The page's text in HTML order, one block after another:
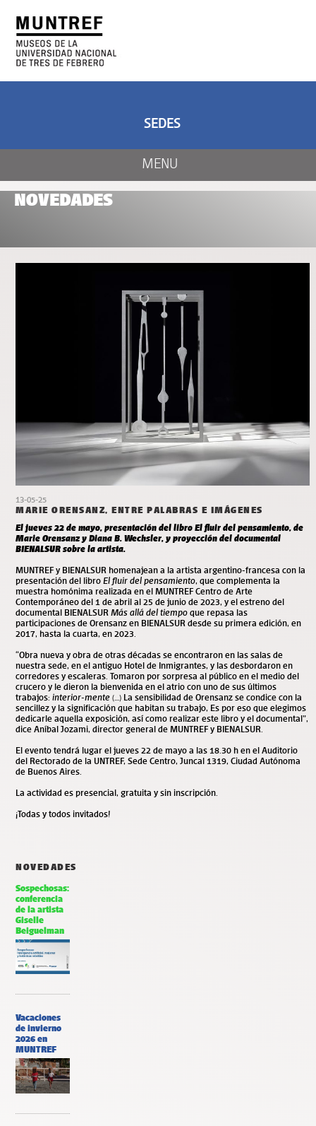
NOVEDADES
13-05-25
MARIE ORENSANZ, ENTRE PALABRAS E IMÁGENES
El jueves 22 de mayo, presentación del libro El fluir del pensamiento, de
Marie Orensanz y Diana B. Wechsler, y proyección del documental
BIENALSUR sobre la artista.
MUNTREF y BIENALSUR homenajean a la artista argentino-francesa con la
presentación del libro El fluir del pensamiento, que complementa la
muestra homónima realizada en el MUNTREF Centro de Arte
Contemporáneo del 1 de abril al 25 de junio de 2023, y el estreno del
documental BIENALSUR Más allá del tiempo que repasa las
participaciones de Orensanz en BIENALSUR desde su primera edición, en
2017, hasta la cuarta, en 2023.
“Obra nueva y obra de otras décadas se encontraron en las salas de
nuestra sede, en el antiguo Hotel de Inmigrantes, y las desbordaron en
corredores y escaleras. Tomaron por sorpresa al público en el medio del
crucero y le dieron la bienvenida en el atrio con uno de sus últimos
trabajos: interior-mente (…) La sensibilidad de Orensanz se condice con la
sencillez y la significación que habitan su trabajo, Es por eso que elegimos
dedicarle aquella exposición, así como realizar este libro y el documental”,
dice Aníbal Jozami, director general de MUNTREF y BIENALSUR.
El evento tendrá lugar el jueves 22 de mayo a las 18.30 h en el Auditorio
del Rectorado de la UNTREF, Sede Centro, Juncal 1319, Ciudad Autónoma
de Buenos Aires.
La actividad es presencial, gratuita y sin inscripción.
¡Todas y todos invitados!
NOVEDADES
Sospechosas:
conferencia
de la artista
Giselle
Beiguelman
Vacaciones
de invierno
2026 en
MUNTREF
MENU
SEDES
CENTRO DE ARTE
Y NATURALEZA
ARTE Y CIENCIA